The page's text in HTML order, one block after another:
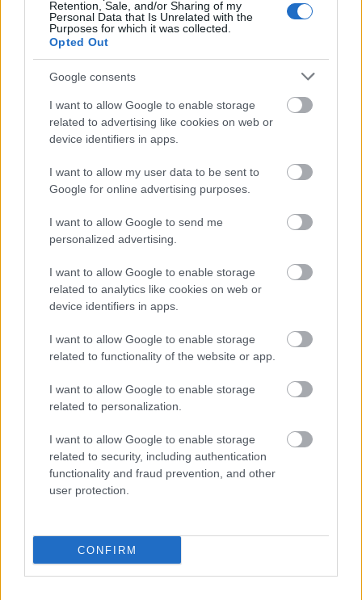
Retention, Sale, and/or Sharing of my
Personal Data that Is Unrelated with the
Purposes for which it was collected.
Opted Out
Google consents
I want to allow Google to enable storage
related to advertising like cookies on web or
device identifiers in apps.
I want to allow my user data to be sent to
Google for online advertising purposes.
I want to allow Google to send me
personalized advertising.
I want to allow Google to enable storage
related to analytics like cookies on web or
device identifiers in apps.
I want to allow Google to enable storage
related to functionality of the website or app.
I want to allow Google to enable storage
related to personalization.
I want to allow Google to enable storage
related to security, including authentication
functionality and fraud prevention, and other
user protection.
CONFIRM
χώρο το κελάρι κρασιού σάς περιμένει για να γευτείτε
οίνους από κρητικούς αμπελώνες και όχι μόνο.
Ο χώρος του bar αγγίζει τον εμπορικό πεζοδρόμο
Τσουδερών και παράλληλα επεκτείνεται μέχρι τον κήπο
και την πισίνα. Εκεί μπορείτε να απολαύσετε πληθώρα
αφεψημάτων, καφέ και cocktail.
Boutique Hotel σερβίρει ένα πλούσιο πρωινό που θα
σας δώσει την απαραίτητη ενέργεια για να απολαύσετε
τις βόλτες σας στην πόλη. Εκτός από το κλασικό πρωινό,